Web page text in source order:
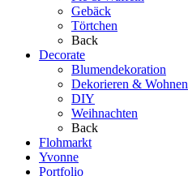
Gebäck
Törtchen
Back
Decorate
Blumendekoration
Dekorieren & Wohnen
DIY
Weihnachten
Back
Flohmarkt
Yvonne
Portfolio